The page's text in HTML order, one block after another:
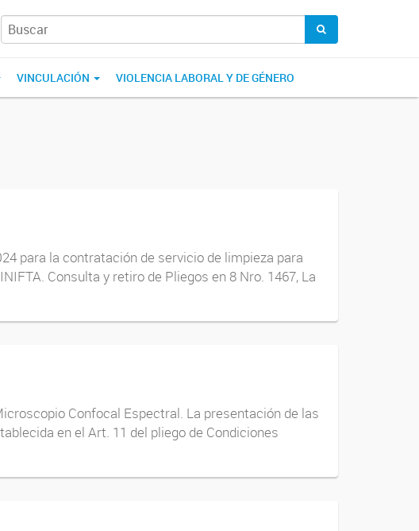
VINCULACIÓN VIOLENCIA LABORAL Y DE GÉNERO
para la contratación de servicio de limpieza para
Consulta y retiro de Pliegos en 8 Nro. 1467, La
Confocal Espectral. La presentación de las
en el Art. 11 del pliego de Condiciones